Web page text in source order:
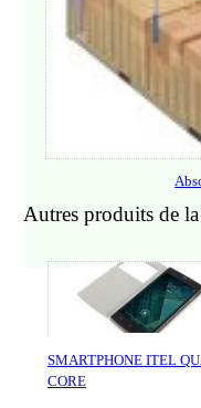
Autres produits de
SMARTPHONE ITEL
CORE